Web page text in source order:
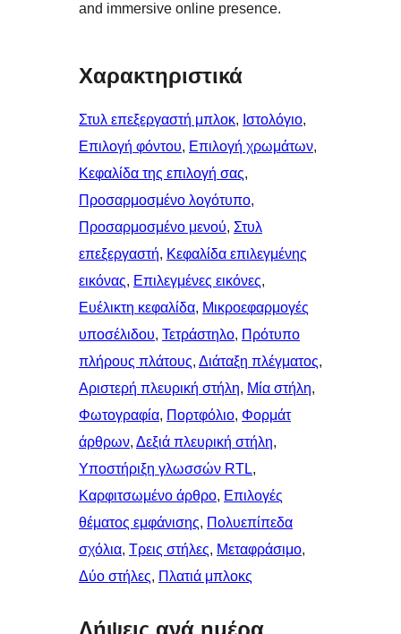
and immersive online presence.
Χαρακτηριστικά
Στυλ επεξεργαστή μπλοκ, Ιστολόγιο
Επιλογή φόντου, Επιλογή χρωμάτων
Κεφαλίδα της επιλογή σας
Προσαρμοσμένο λογότυπο
Προσαρμοσμένο μενού, Στυλ
επεξεργαστή, Κεφαλίδα επιλεγμένης
εικόνας, Επιλεγμένες εικόνες
Ευέλικτη κεφαλίδα, Μικροεφαρμογές
υποσέλιδου, Τετράστηλο, Πρότυπο
πλήρους πλάτους, Διάταξη πλέγματος
Αριστερή πλευρική στήλη, Μία στήλη
Φωτογραφία, Πορτφόλιο, Φορμάτ
άρθρων, Δεξιά πλευρική στήλη
Υποστήριξη γλωσσών RTL
Καρφιτσωμένo άρθρo, Επιλογές
θέματος εμφάνισης, Πολυεπίπεδα
σχόλια, Τρεις στήλες, Μεταφράσιμο
Δύο στήλες, Πλατιά μπλοκς